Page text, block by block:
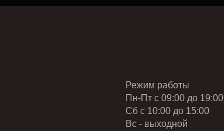
Режим работы
Пн-Пт с 09:00 до 19:00
Cб с 10:00 до 15:00
Вс - выходной